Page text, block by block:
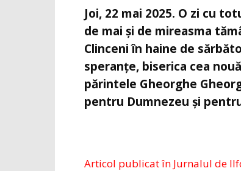
Joi, 22 mai 2025. O zi cu
de mai și de mireasma
Clinceni în haine de
speranțe, biserica cea
părintele Gheorghe
pentru Dumnezeu și
Articol publicat în Jurnalul de